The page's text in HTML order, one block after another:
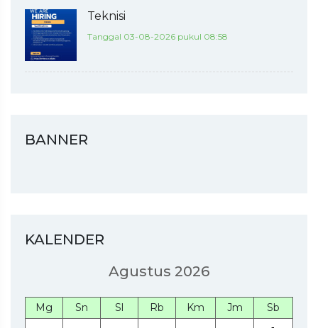
Teknisi
Tanggal 03-08-2026 pukul 08:58
BANNER
KALENDER
Agustus 2026
Mg Sn Sl Rb Km Jm
Sb